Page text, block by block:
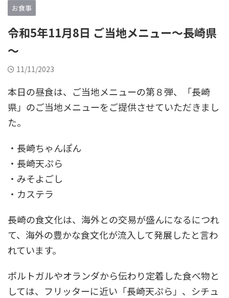
お食事
令和5年11月8日 ご当地メニュー～長崎県
～
11/11/2023
本日の昼食は、ご当地メニューの第８弾、「長崎
県」のご当地メニューをご提供させていただきまし
た。
・長崎ちゃんぽん
・長崎天ぷら
・みそよごし
・カステラ
長崎の食文化は、海外との交易が盛んになるにつれ
て、海外の豊かな食文化が流入して発展したと言わ
れています。
ポルトガルやオランダから伝わり定着した食べ物と
しては、フリッターに近い「長崎天ぷら」、シチュ